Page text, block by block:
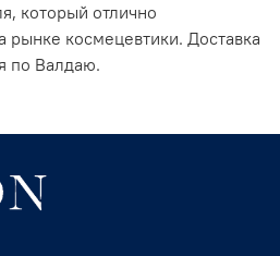
который отлично
рынке космецевтики. Доставка
по Валдаю.